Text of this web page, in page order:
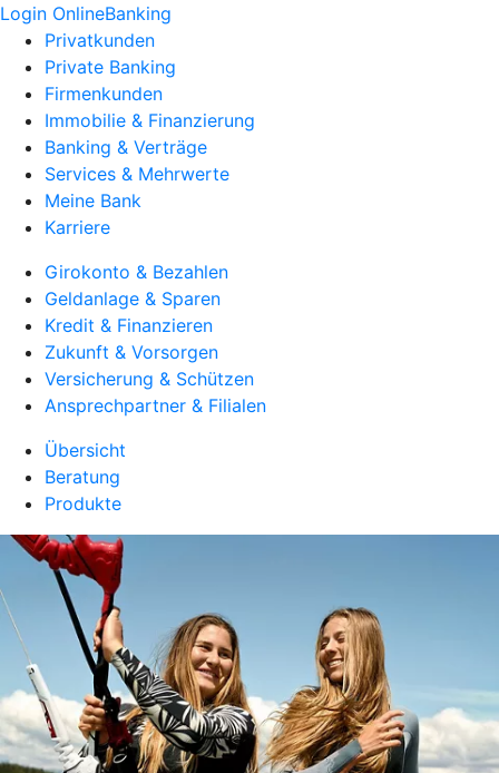
Login OnlineBanking
Privatkunden
Private Banking
Firmenkunden
Immobilie & Finanzierung
Banking & Verträge
Services & Mehrwerte
Meine Bank
Karriere
Girokonto & Bezahlen
Geldanlage & Sparen
Kredit & Finanzieren
Zukunft & Vorsorgen
Versicherung & Schützen
Ansprechpartner & Filialen
Übersicht
Beratung
Produkte